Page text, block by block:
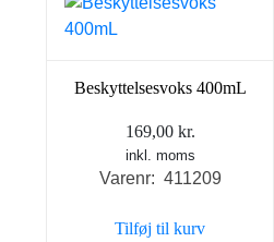
Beskyttelsesvoks 400mL
169,00 kr.
inkl. moms
Varenr: 411209
Tilføj til kurv